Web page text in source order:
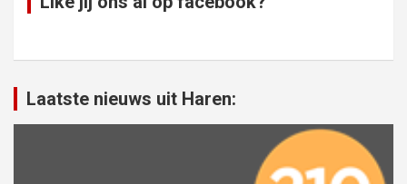
Laatste nieuws uit Haren: